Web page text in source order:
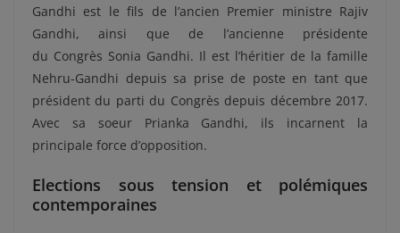
Gandhi est le fils de l’ancien Premier ministre Rajiv
Gandhi, ainsi que de l’ancienne présidente
du Congrès Sonia Gandhi. Il est l’héritier de la famille
Nehru-Gandhi depuis sa prise de poste en tant que
président du parti du Congrès depuis décembre 2017.
Avec sa soeur Prianka Gandhi, ils incarnent la
principale force d’opposition.
Elections sous tension et polémiques
contemporaines